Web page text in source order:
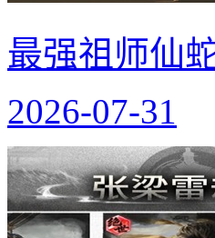
最强祖师仙
2026-07-31